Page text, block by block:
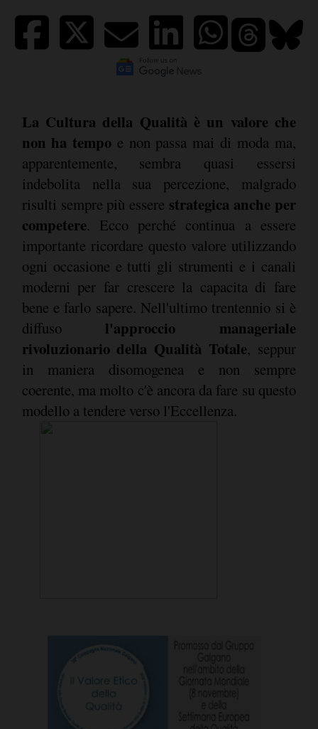
La Cultura della Qualità è un valore che
non ha tempoe non passa mai di moda ma,
apparentemente, sembra quasi essersi
indebolita nella sua percezione, malgrado
risulti sempre più essere strategica anche per
competere. Ecco perché continua a essere
importante ricordare questo valore utilizzando
ogni occasione e tutti gli strumenti e i canali
moderni per far crescere la capacita di fare
bene e farlo sapere. Nell'ultimo trentennio si è
diffusol'approccio manageriale
rivoluzionario della Qualità Totale, seppur
in maniera disomogenea e non sempre
coerente, ma molto c'è ancora da fare su questo
modello a tendere verso l'Eccellenza.